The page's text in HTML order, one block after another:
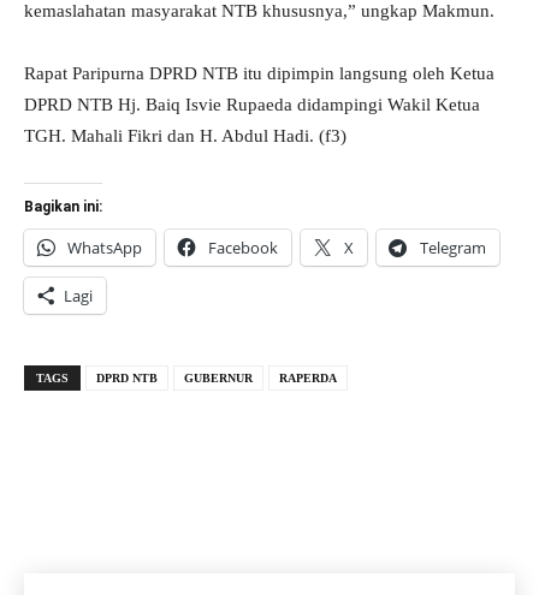
kemaslahatan masyarakat NTB khususnya,” ungkap Makmun.
Rapat Paripurna DPRD NTB itu dipimpin langsung oleh Ketua
DPRD NTB Hj. Baiq Isvie Rupaeda didampingi Wakil Ketua
TGH. Mahali Fikri dan H. Abdul Hadi. (f3)
Bagikan ini:
WhatsApp Facebook X Telegram
Lagi
TAGS DPRD NTB GUBERNUR RAPERDA